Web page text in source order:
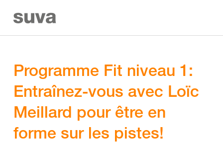
Programme Fit niveau 1:
Entraînez-vous avec Loïc
Meillard pour être en
forme sur les pistes!